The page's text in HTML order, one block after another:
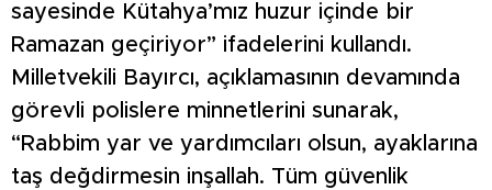
sayesinde Kütahya’mız huzur içinde bir
Ramazan geçiriyor” ifadelerini kullandı.
Milletvekili Bayırcı, açıklamasının devamında
görevli polislere minnetlerini sunarak,
“Rabbim yar ve yardımcıları olsun, ayaklarına
taş değdirmesin inşallah. Tüm güvenlik